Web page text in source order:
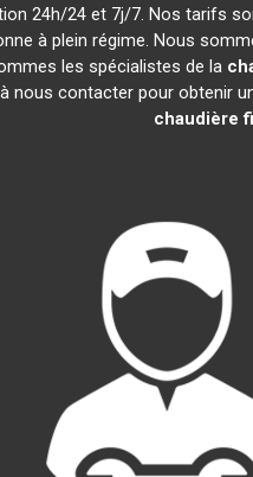
24h/24 et 7j/7. Nos tarifs
à plein régime. Nous
les spécialistes de la
nous contacter pour obtenir
chaudière